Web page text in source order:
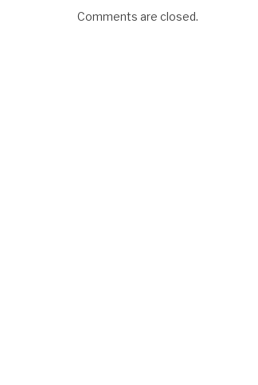
Comments are closed.